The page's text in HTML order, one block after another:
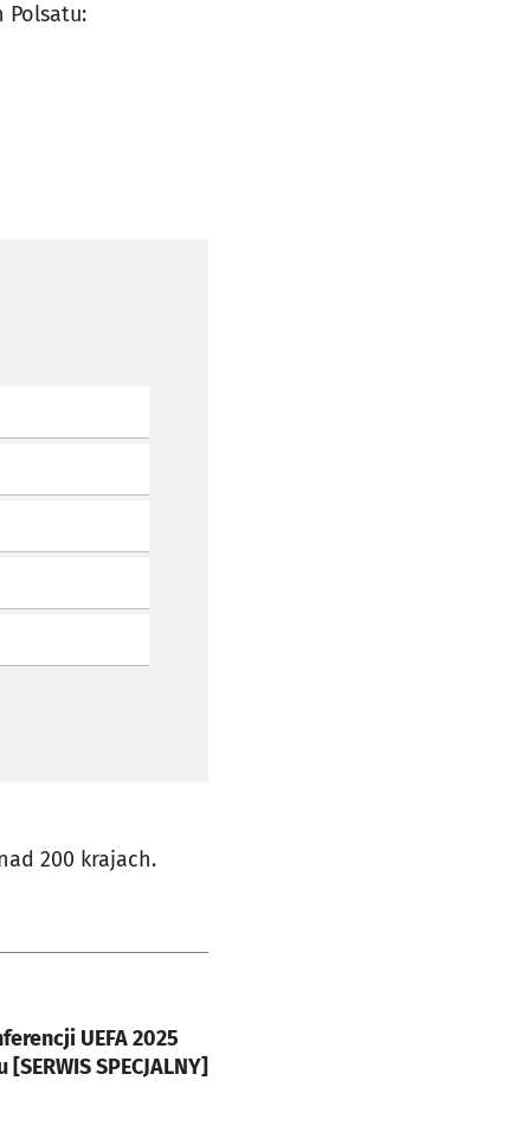
Polsatu:
200 krajach.
UEFA 2025
SPECJALNY]